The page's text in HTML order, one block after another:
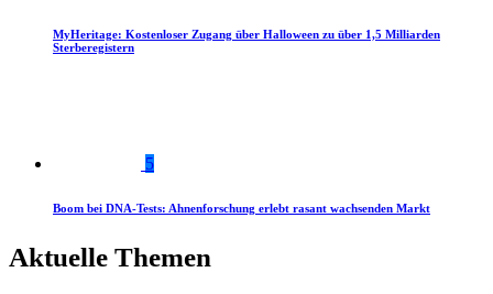
MyHeritage: Kostenloser Zugang über Halloween zu über 1,5 Milliarden
Sterberegistern
5
Boom bei DNA-Tests: Ahnenforschung erlebt rasant wachsenden Markt
Aktuelle Themen